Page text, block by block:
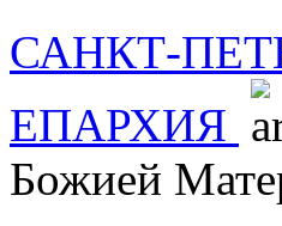
САНКТ-
ЕПАРХИЯ
Божией